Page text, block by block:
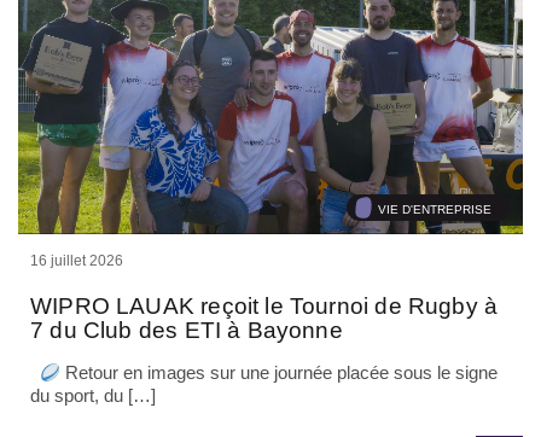
VIE D'ENTREPRISE
16 juillet 2026
WIPRO LAUAK reçoit le Tournoi de Rugby à
7 du Club des ETI à Bayonne
Retour en images sur une journée placée sous le signe
du sport, du […]